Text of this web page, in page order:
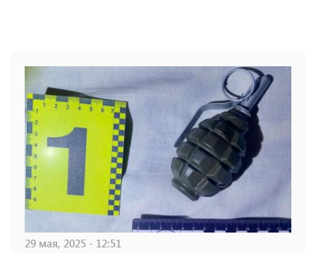
29 мая, 2025 - 12:51